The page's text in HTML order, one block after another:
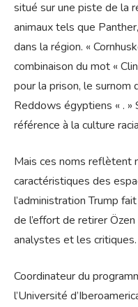
situé sur une piste de la
animaux tels que
dans la région. «
combinaison du mot «
pour la prison, le surnom
Reddows égyptiens « .
référence à la culture
Mais ces noms reflètent
caractéristiques des
l’administration Trump
de l’effort de retirer
analystes et les critiques.
Coordinateur du
l’Université